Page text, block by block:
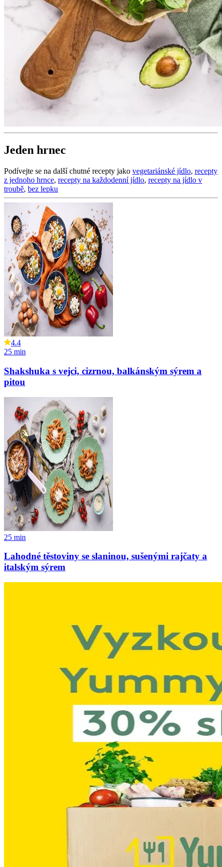
Jeden hrnec
Podívejte se na další chutné recepty jako vegetariánské jídlo, recepty
z jednoho hrnce, recepty na každodenní jídlo, recepty na jídlo v
troubě, bez lepku
4.4
25 min
Shakshuka s vejci, cizrnou, balkánským sýrem a
pitou
25 min
Lahodné těstoviny se slaninou, sušenými rajčaty a
italským sýrem